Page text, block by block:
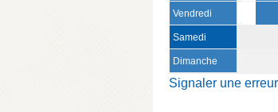
Vendredi
Samedi
Dimanche
Signaler une erreur